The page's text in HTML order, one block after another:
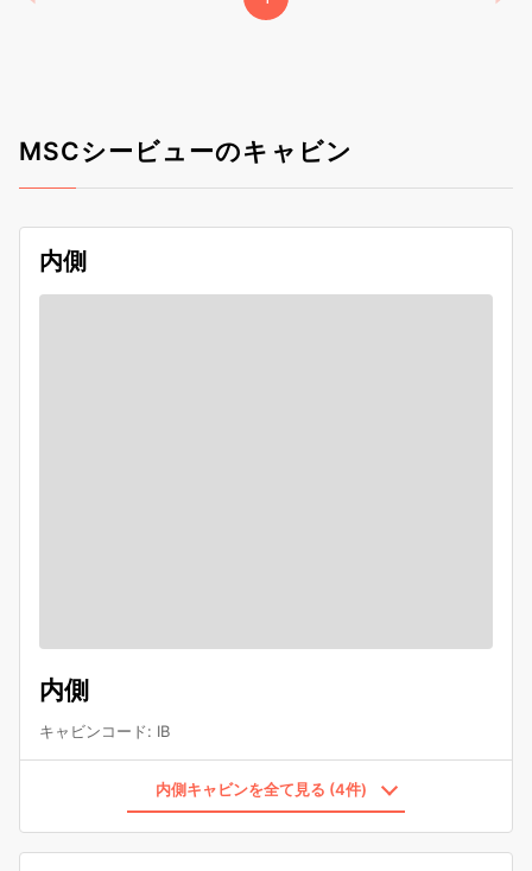
MSCシービューのキャビン
内側
内側
キャビンコード: IB
内側キャビンを全て見る (4件)